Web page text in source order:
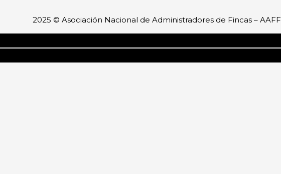
2025 © Asociación Nacional de Administradores de Fincas – AAFF